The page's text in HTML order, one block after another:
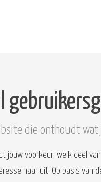
die onthoudt
jouw voorkeur; welk deel
naar uit. Op basis van